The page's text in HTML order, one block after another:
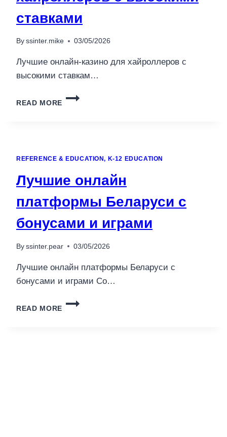
ставками
By ssinter.mike 03/05/2026
Лучшие онлайн-казино для хайроллеров с
высокими ставкам…
READ MORE
ЛУЧШИЕ
ВЫСОКИМИ
REFERENCE & EDUCATION, K-12 EDUCATION
Лучшие онлайн
платформы Беларуси с
бонусами и играми
By ssinter.pear 03/05/2026
Лучшие онлайн платформы Беларуси с
бонусами и играми Со…
READ MORE
ЛУЧШИЕ